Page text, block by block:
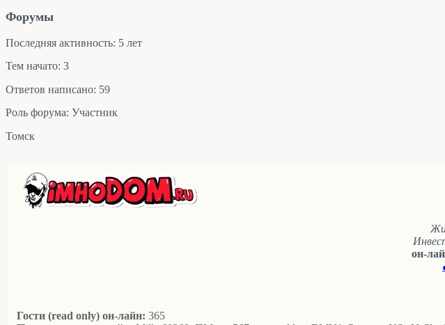
Форумы
Последняя активность: 5 лет
Тем начато: 3
Ответов написано: 59
Роль форума: Участник
Томск
он-
Гости (read only) он-лайн: 365